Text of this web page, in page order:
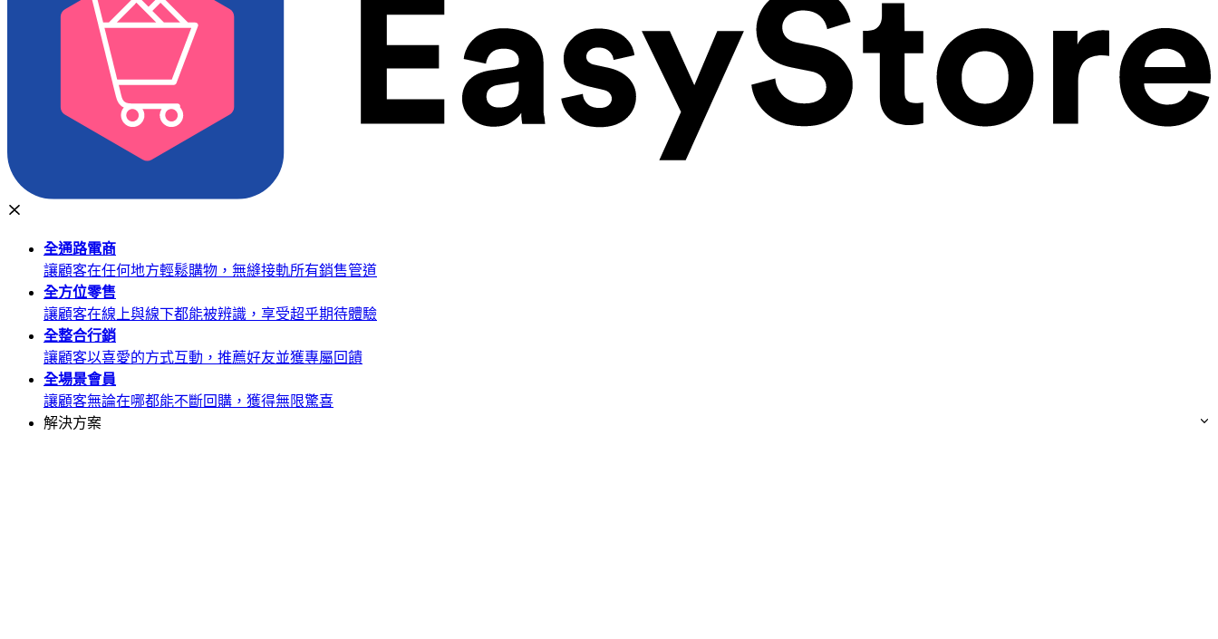
全通路電商
讓顧客在任何地方輕鬆購物，無縫接軌所有銷售管道
全方位零售
讓顧客在線上與線下都能被辨識，享受超乎期待體驗
全整合行銷
讓顧客以喜愛的方式互動，推薦好友並獲專屬回饋
全場景會員
讓顧客無論在哪都能不斷回購，獲得無限驚喜
解決方案